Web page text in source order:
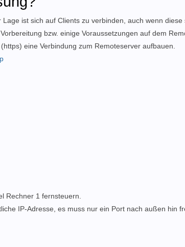
ist sich auf Clients zu verbinden, auch wenn diese
bzw. einige Voraussetzungen auf dem
eine Verbindung zum Remoteserver aufbauen.
Rechner 1 fernsteuern.
IP-Adresse, es muss nur ein Port nach außen hin